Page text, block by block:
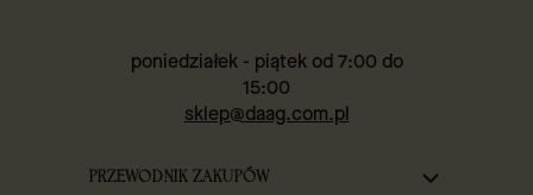
poniedziałek - piątek od 7:00 do
15:00
sklep@daag.com.pl
Linki w stopce
PRZEWODNIK ZAKUPÓW